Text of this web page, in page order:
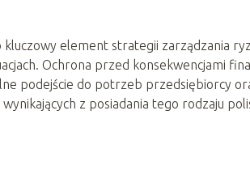
element strategii zarządzania
Ochrona przed konsekwencjami
podejście do potrzeb przedsiębiorcy
z posiadania tego rodzaju